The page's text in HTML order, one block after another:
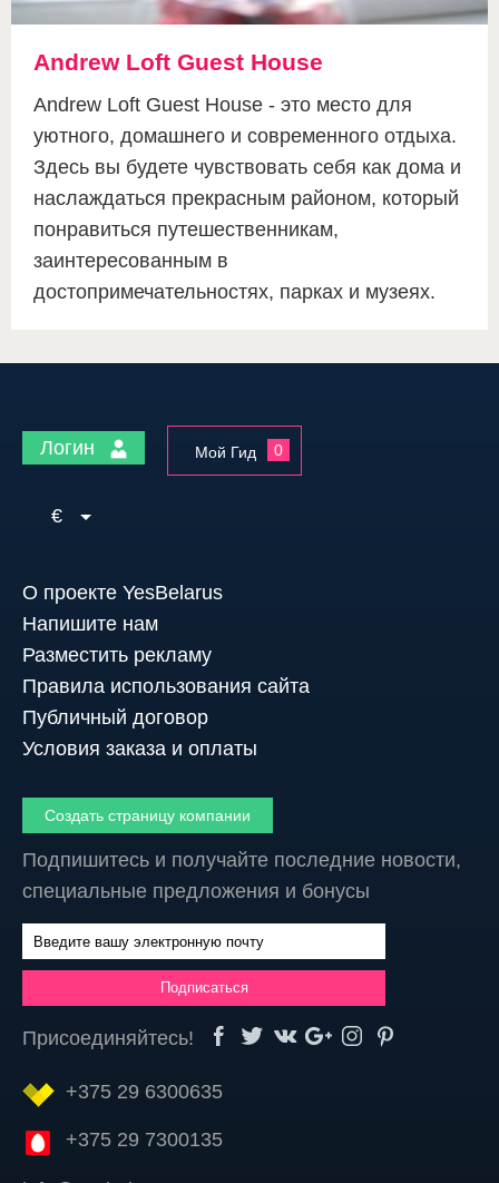
Andrew Loft Guest House
Andrew Loft Guest House - это место для
уютного, домашнего и современного отдыха.
Здесь вы будете чувствовать себя как дома и
наслаждаться прекрасным районом, который
понравиться путешественникам,
заинтересованным в
достопримечательностях, парках и музеях.
Логин Мой Гид 0
€
О проекте YesBelarus
Напишите нам
Разместить рекламу
Правила использования сайта
Публичный договор
Условия заказа и оплаты
Создать страницу компании
Подпишитесь и получайте последние новости,
специальные предложения и бонусы
Присоединяйтесь!
+375 29 6300635
+375 29 7300135